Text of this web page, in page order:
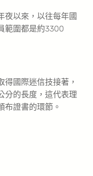
夜以來，以往每年國
範圍都是約3300
得國際迷信技接著，
分的長度，這代表理
布證書的環節。